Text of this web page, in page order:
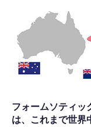
フォームソティッ
は、これまで世界